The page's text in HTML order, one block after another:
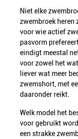
Niet elke
zwembroek heren
voor wie actief
pasvorm
eindigt meestal
voor zowel het
liever wat meer
zwemshort, met
daaronder reikt.
Welk model het
voor gebruikt
een strakke